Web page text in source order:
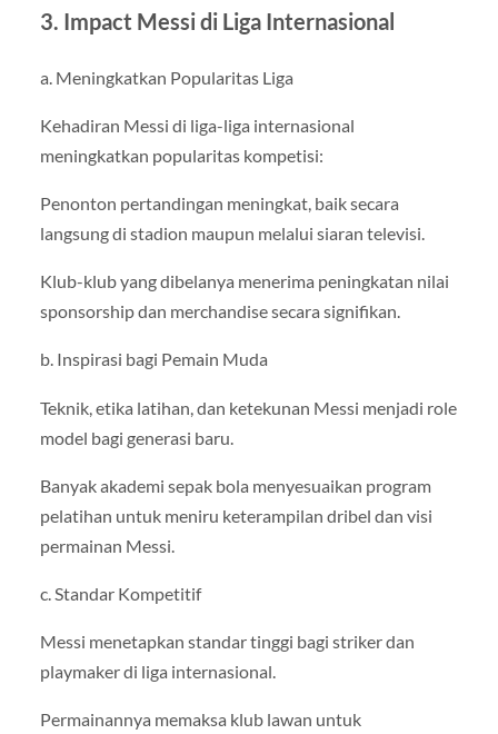
3. Impact Messi di Liga Internasional
a. Meningkatkan Popularitas Liga
Kehadiran Messi di liga-liga internasional
meningkatkan popularitas kompetisi:
Penonton pertandingan meningkat, baik secara
langsung di stadion maupun melalui siaran televisi.
Klub-klub yang dibelanya menerima peningkatan nilai
sponsorship dan merchandise secara signifikan.
b. Inspirasi bagi Pemain Muda
Teknik, etika latihan, dan ketekunan Messi menjadi role
model bagi generasi baru.
Banyak akademi sepak bola menyesuaikan program
pelatihan untuk meniru keterampilan dribel dan visi
permainan Messi.
c. Standar Kompetitif
Messi menetapkan standar tinggi bagi striker dan
playmaker di liga internasional.
Permainannya memaksa klub lawan untuk